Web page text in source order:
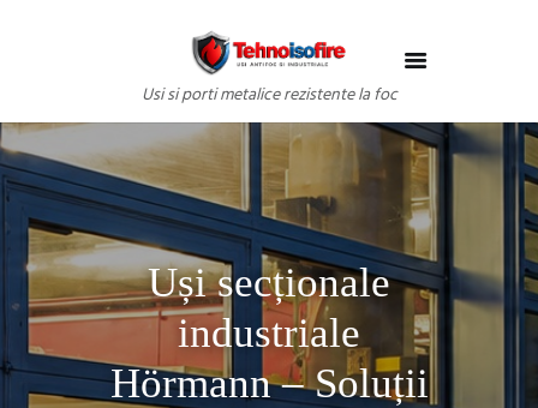
Usi si porti metalice rezistente la foc
Uși secționale
industriale
Hörmann – Soluții